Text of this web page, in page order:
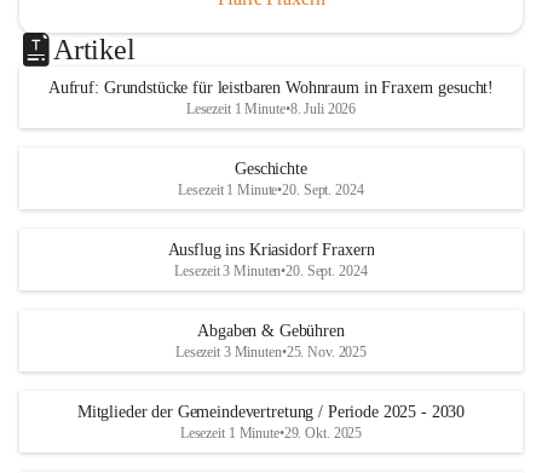
Artikel
Aufruf: Grundstücke für leistbaren Wohnraum in Fraxern gesucht!
Lesezeit 1 Minute•8. Juli 2026
Geschichte
Lesezeit 1 Minute•20. Sept. 2024
Ausflug ins Kriasidorf Fraxern
Lesezeit 3 Minuten•20. Sept. 2024
Abgaben & Gebühren
Lesezeit 3 Minuten•25. Nov. 2025
Mitglieder der Gemeindevertretung / Periode 2025 - 2030
Lesezeit 1 Minute•29. Okt. 2025